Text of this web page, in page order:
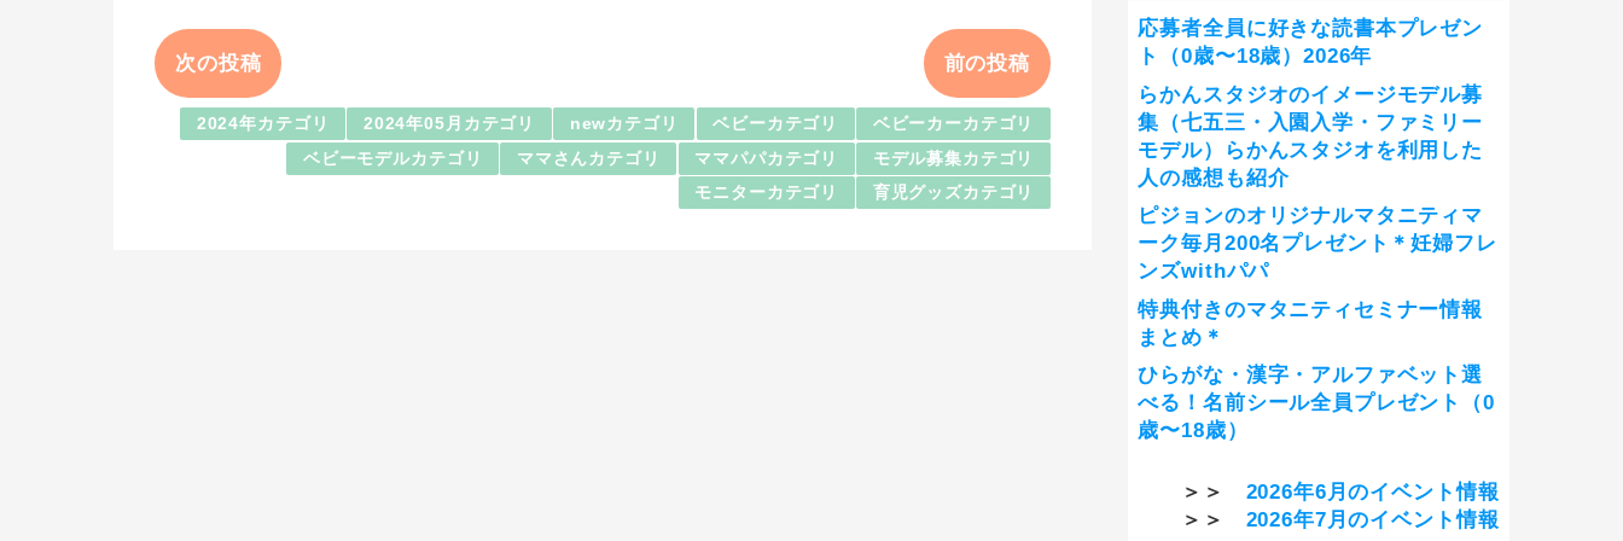
次の投稿 前の投稿
2024年カテゴリ 2024年05月カテゴリ newカテゴリ ベビーカテゴリ
ベビーカーカテゴリ
ベビーモデルカテゴリ
ママさんカテゴリ ママパパカテゴリ
モデル募集カテゴリ
モニターカテゴリ
育児グッズカテゴリ
応募者全員に好きな読書本プレゼン
ト（0歳〜18歳）2026年
らかんスタジオのイメージモデル募
集（七五三・入園入学・ファミリー
モデル）らかんスタジオを利用した
人の感想も紹介
ピジョンのオリジナルマタニティマ
ーク毎月200名プレゼント＊妊婦フレ
ンズwithパパ
特典付きのマタニティセミナー情報
まとめ＊
ひらがな・漢字・アルファベット選
べる！名前シール全員プレゼント（0
歳〜18歳）
＞＞ 2026年6月のイベント情報
＞＞ 2026年7月のイベント情報